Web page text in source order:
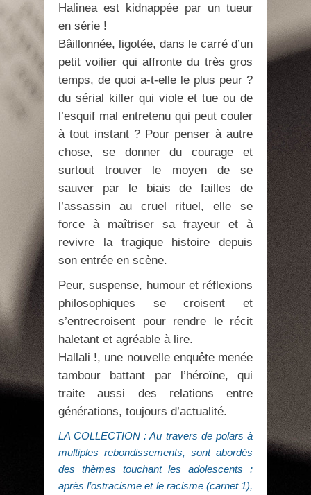
Halinea est kidnappée par un tueur
en série !
Bâillonnée, ligotée, dans le carré d’un
petit voilier qui affronte du très gros
temps, de quoi a-t-elle le plus peur ?
du sérial killer qui viole et tue ou de
l’esquif mal entretenu qui peut couler
à tout instant ? Pour penser à autre
chose, se donner du courage et
surtout trouver le moyen de se
sauver par le biais de failles de
l’assassin au cruel rituel, elle se
force à maîtriser sa frayeur et à
revivre la tragique histoire depuis
son entrée en scène.
Peur, suspense, humour et réflexions
philosophiques se croisent et
s’entrecroisent pour rendre le récit
haletant et agréable à lire.
Hallali !, une nouvelle enquête menée
tambour battant par l’héroïne, qui
traite aussi des relations entre
générations, toujours d’actualité.
LA COLLECTION : Au travers de polars à
multiples rebondissements, sont abordés
des thèmes touchant les adolescents :
après l’ostracisme et le racisme (carnet 1),